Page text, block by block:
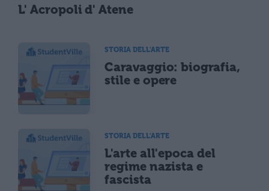
L' Acropoli d' Atene
STORIA DELL'ARTE
Caravaggio: biografia,
stile e opere
STORIA DELL'ARTE
L'arte all'epoca del
regime nazista e
fascista